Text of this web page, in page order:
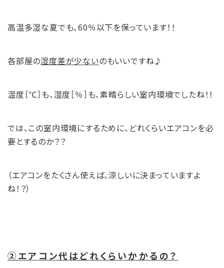
高温多湿な夏でも、60％以下を保っています！！
各部屋の湿度差が少ないのもいいですね♪
温度［℃］も、湿度［％］も、素晴らしい室内環境でしたね！！
では、この室内環境にするために、どれくらいエアコンを必
要とするのか？？
（エアコンをたくさん使えば、涼しいに決まっていますよ
ね！？）
②エアコン代はどれくらいかかるの？